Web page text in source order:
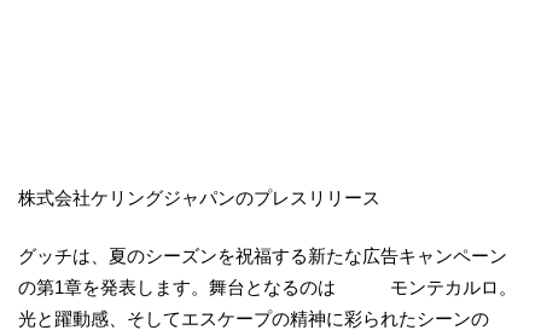
株式会社ケリングジャパンのプレスリリース
グッチは、夏のシーズンを祝福する新たな広告キャンペーン
の第1章を発表します。舞台となるのは モンテカルロ。
光と躍動感、そしてエスケープの精神に彩られたシーンの